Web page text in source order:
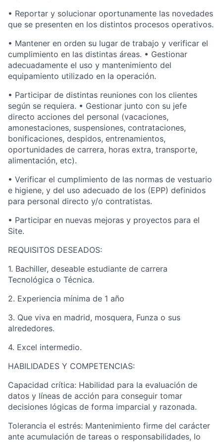
• Reportar y solucionar oportunamente las novedades
que se presenten en los distintos procesos operativos.
• Mantener en orden su lugar de trabajo y verificar el
cumplimiento en las distintas áreas. • Gestionar
adecuadamente el uso y mantenimiento del
equipamiento utilizado en la operación.
• Participar de distintas reuniones con los clientes
según se requiera. • Gestionar junto con su jefe
directo acciones del personal (vacaciones,
amonestaciones, suspensiones, contrataciones,
bonificaciones, despidos, entrenamientos,
oportunidades de carrera, horas extra, transporte,
alimentación, etc).
• Verificar el cumplimiento de las normas de vestuario
e higiene, y del uso adecuado de los (EPP) definidos
para personal directo y/o contratistas.
• Participar en nuevas mejoras y proyectos para el
Site.
REQUISITOS DESEADOS:
1. Bachiller, deseable estudiante de carrera
Tecnológica o Técnica.
2. Experiencia mínima de 1 año
3. Que viva en madrid, mosquera, Funza o sus
alrededores.
4. Excel intermedio.
HABILIDADES Y COMPETENCIAS:
Capacidad crítica: Habilidad para la evaluación de
datos y líneas de acción para conseguir tomar
decisiones lógicas de forma imparcial y razonada.
Tolerancia el estrés: Mantenimiento firme del carácter
ante acumulación de tareas o responsabilidades, lo